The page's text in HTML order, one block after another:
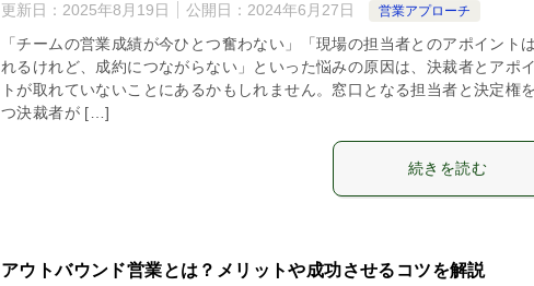
更新日： 2025年8月19日 公開日： 2024年6月27日 営業アプローチ
「チームの営業成績が今ひとつ奮わない」「現場の担当者とのアポイント
れるけれど、成約につながらない」といった悩みの原因は、決裁者とアポ
トが取れていないことにあるかもしれません。窓口となる担当者と決定権
つ決裁者が […]
続きを読む
アウトバウンド営業とは？メリットや成功させるコツを解説